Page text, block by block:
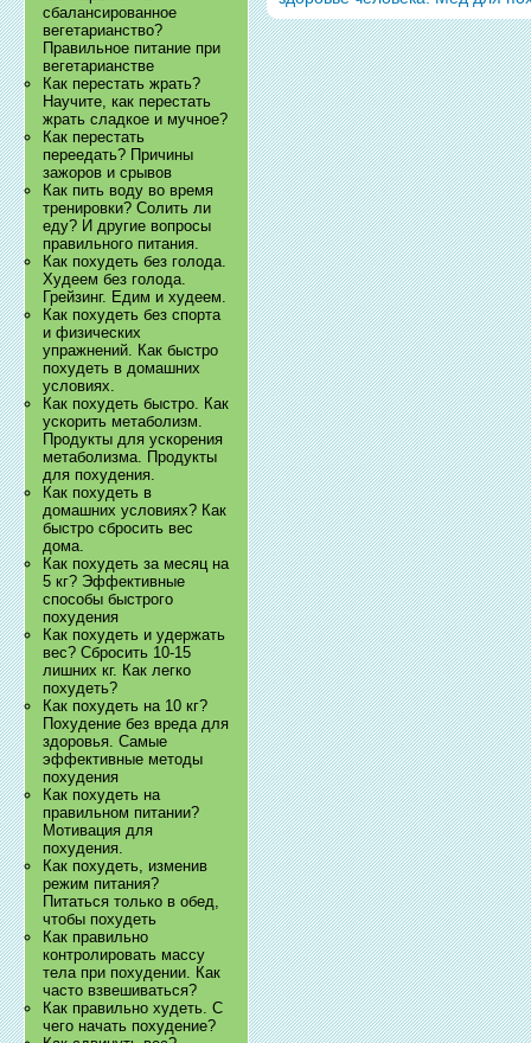
сбалансированное
вегетарианство?
Правильное питание при
вегетарианстве
Как перестать жрать?
Научите, как перестать
жрать сладкое и мучное?
Как перестать
переедать? Причины
зажоров и срывов
Как пить воду во время
тренировки? Солить ли
еду? И другие вопросы
правильного питания.
Как похудеть без голода.
Худеем без голода.
Грейзинг. Едим и худеем.
Как похудеть без спорта
и физических
упражнений. Как быстро
похудеть в домашних
условиях.
Как похудеть быстро. Как
ускорить метаболизм.
Продукты для ускорения
метаболизма. Продукты
для похудения.
Как похудеть в
домашних условиях? Как
быстро сбросить вес
дома.
Как похудеть за месяц на
5 кг? Эффективные
способы быстрого
похудения
Как похудеть и удержать
вес? Сбросить 10-15
лишних кг. Как легко
похудеть?
Как похудеть на 10 кг?
Похудение без вреда для
здоровья. Самые
эффективные методы
похудения
Как похудеть на
правильном питании?
Мотивация для
похудения.
Как похудеть, изменив
режим питания?
Питаться только в обед,
чтобы похудеть
Как правильно
контролировать массу
тела при похудении. Как
часто взвешиваться?
Как правильно худеть. С
чего начать похудение?